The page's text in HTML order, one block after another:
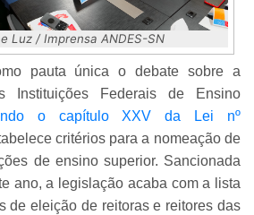
Luz / Imprensa ANDES-SN
pauta única o debate sobre a
Instituições Federais de Ensino
o capítulo XXV da Lei nº
critérios para a nomeação de
de ensino superior. Sancionada
ano, a legislação acaba com a lista
de eleição de reitoras e reitores das